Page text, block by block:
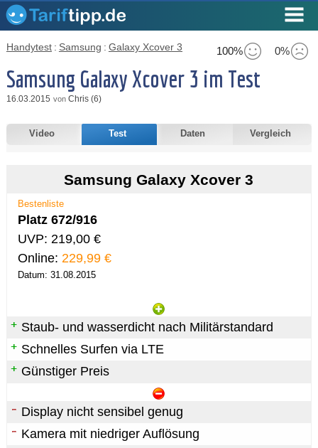
100% 0%
Handytest : Samsung : Galaxy Xcover 3
Samsung Galaxy Xcover 3 im Test
16.03.2015 von Chris (6)
Video Test Daten Vergleich
Samsung Galaxy Xcover 3
Bestenliste
Platz 672/916
UVP: 219,00 €
Online: 229,99 €
Datum: 31.08.2015
Staub- und wasserdicht nach Militärstandard
Schnelles Surfen via LTE
Günstiger Preis
Display nicht sensibel genug
Kamera mit niedriger Auflösung